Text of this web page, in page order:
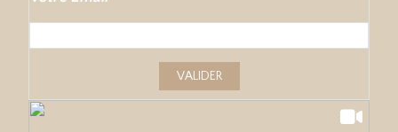
VALIDER